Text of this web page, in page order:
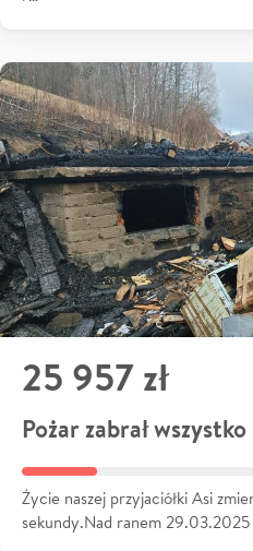
25 957 zł
Pożar zabrał
Życie naszej przyjaciółki Asi
sekundy.Nad ranem 29.03.2025